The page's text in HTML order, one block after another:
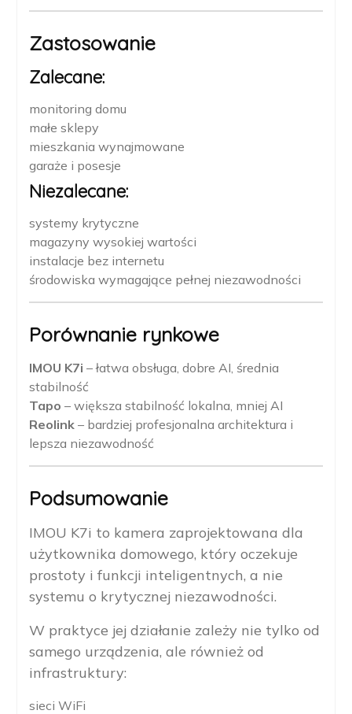
Zastosowanie
Zalecane:
monitoring domu
małe sklepy
mieszkania wynajmowane
garaże i posesje
Niezalecane:
systemy krytyczne
magazyny wysokiej wartości
instalacje bez internetu
środowiska wymagające pełnej niezawodności
Porównanie rynkowe
IMOU K7i – łatwa obsługa, dobre AI, średnia
stabilność
Tapo – większa stabilność lokalna, mniej AI
Reolink– bardziej profesjonalna architektura i
lepsza niezawodność
Podsumowanie
IMOU K7i to kamera zaprojektowana dla
użytkownika domowego, który oczekuje
prostoty i funkcji inteligentnych, a nie
systemu o krytycznej niezawodności.
W praktyce jej działanie zależy nie tylko od
samego urządzenia, ale również od
infrastruktury:
sieci WiFi